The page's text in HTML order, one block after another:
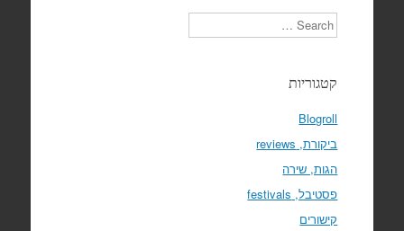
Search
קטגוריות
Blogroll
ביקורת, reviews
הגות, שירה
פסטיבל, festivals
קישורים